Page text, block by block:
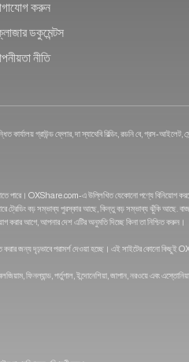
করুন
ডকুমেন্টস
নীতি
গ্রাউন্ড ফ্লোর, দা স্যাথেবি বিল্ডিং, রডনি বে, গ্রস-আইলেট,
হারাতে পারে। OXShare.com-এ উল্লিখিত যেকোনো পণ্যে বিনিয়োগ
ট্রেডিং বড় সম্ভাব্য পুরস্কার আছে, কিন্তু বড় সম্ভাব্য ঝুঁকি আছে.
করার আগে, আপনার দেশ এটির অনুমতি দিচ্ছে কিনা তা নিশ্চিত করুন।
জন্য দৃঢ়ভাবে পরামর্শ দেওয়া হচ্ছে। এই সাইটের কোনো কিছুই
ফিনল্যান্ড, পর্তুগাল, ইন্দোনেশিয়া, জাপান, নরওয়ে এবং